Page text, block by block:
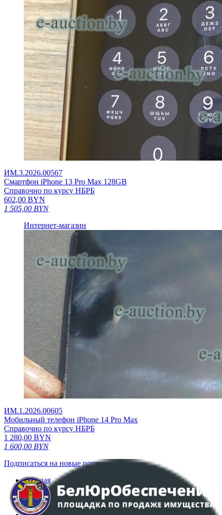
ИМ.3.2026.00567
Смартфон iPhone 13 Pro Max 128GB
Справочно по курсу НБРБ
602,00 BYN
1 505,00 BYN
Интернет-магазин
ИМ.1.2026.00605
Мобильный телефон iPhone 14 Pro Max
Справочно по курсу НБРБ
1 280,00 BYN
1 600,00 BYN
Подписаться на новые поступления
Главная
Аукционы
Интернет-магазин